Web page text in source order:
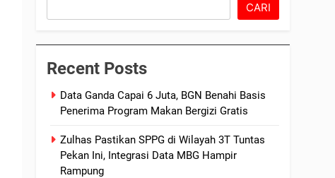
CARI
Recent Posts
Data Ganda Capai 6 Juta, BGN Benahi Basis
Penerima Program Makan Bergizi Gratis
Zulhas Pastikan SPPG di Wilayah 3T Tuntas
Pekan Ini, Integrasi Data MBG Hampir
Rampung